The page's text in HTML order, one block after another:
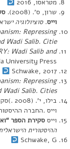
מטראסו, 2016
שרון, ס’. (2008).
וייס.סוציולוגיה
Repressing
Wadi Salib. Citie
Wadi Salib and
University Press
Schwake, 2017
Repressing
Wadi Salib. Cities
וייס .החברה
וייססקירת הספר
ההיסטורית
Schwake, G